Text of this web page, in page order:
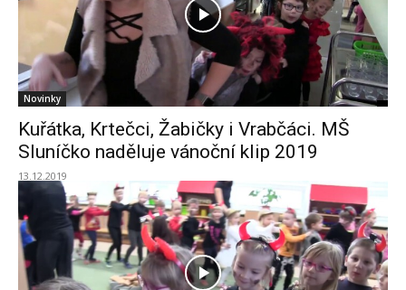
Novinky
Kuřátka, Krtečci, Žabičky i Vrabčáci. MŠ
Sluníčko naděluje vánoční klip 2019
13.12.2019